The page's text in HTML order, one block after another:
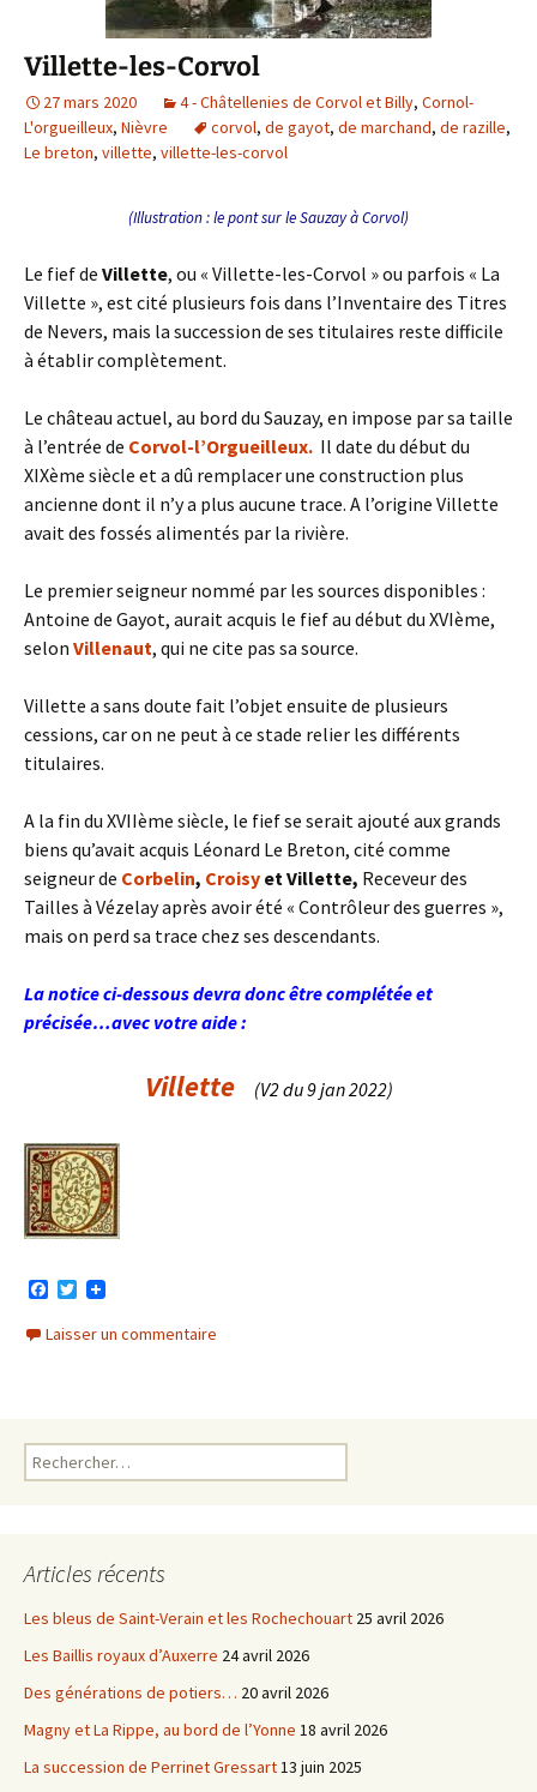
Villette-les-Corvol
27 mars 2020 4 - Châtellenies de Corvol et Billy, Cornol-
L'orgueilleux, Nièvre corvol, de gayot, de marchand, de razille,
Le breton, villette, villette-les-corvol
(Illustration : le pont sur le Sauzay à Corvol)
Le fief de Villette, ou « Villette-les-Corvol » ou parfois « La
Villette », est cité plusieurs fois dans l’Inventaire des Titres
de Nevers, mais la succession de ses titulaires reste difficile
à établir complètement.
Le château actuel, au bord du Sauzay, en impose par sa taille
à l’entrée de Corvol-l’Orgueilleux. Il date du début du
XIXème siècle et a dû remplacer une construction plus
ancienne dont il n’y a plus aucune trace. A l’origine Villette
avait des fossés alimentés par la rivière.
Le premier seigneur nommé par les sources disponibles :
Antoine de Gayot, aurait acquis le fief au début du XVIème,
selon Villenaut, qui ne cite pas sa source.
Villette a sans doute fait l’objet ensuite de plusieurs
cessions, car on ne peut à ce stade relier les différents
titulaires.
A la fin du XVIIème siècle, le fief se serait ajouté aux grands
biens qu’avait acquis Léonard Le Breton, cité comme
seigneur de Corbelin, Croisy et Villette, Receveur des
Tailles à Vézelay après avoir été « Contrôleur des guerres »,
mais on perd sa trace chez ses descendants.
La notice ci-dessous devra donc être complétée et
précisée…avec votre aide :
Villette (V2 du 9 jan 2022)
c
e
T
i
t
Laisser un commentaire
Rechercher :
Articles récents
Les bleus de Saint-Verain et les Rochechouart 25 avril 2026
Les Baillis royaux d’Auxerre 24 avril 2026
Des générations de potiers… 20 avril 2026
Magny et La Rippe, au bord de l’Yonne 18 avril 2026
La succession de Perrinet Gressart13 juin 2025